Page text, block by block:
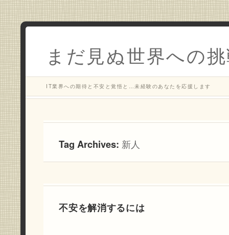
まだ見ぬ世界への
IT業界への期待と不安と覚悟と…未経験のあなたを応援します
Tag Archives: 新人
不安を解消するには